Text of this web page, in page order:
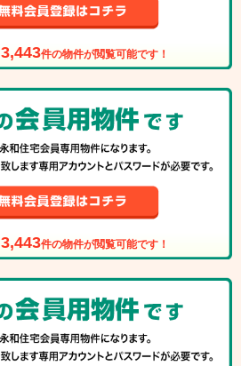
3,443件の物件が閲覧可能です！
3,443件の物件が閲覧可能です！